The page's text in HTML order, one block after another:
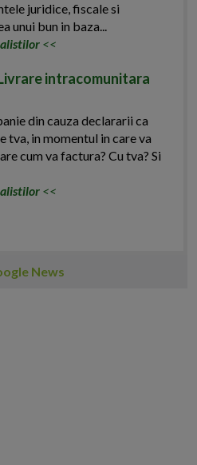
juridice, fiscale si
unui bun in baza...
<<
intracomunitara
din cauza declararii ca
tva, in momentul in care va
cum va factura? Cu tva? Si
<<
News